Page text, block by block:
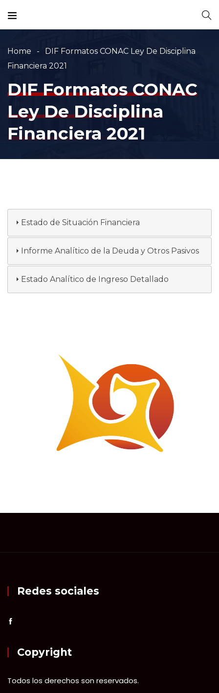
Home
DIF Formatos CONAC Ley De Disciplina
Financiera 2021
DIF Formatos CONAC
Ley De Disciplina
Financiera 2021
Estado de Situación Financiera
Informe Analítico de la Deuda y Otros Pasivos
Estado Analítico de Ingreso Detallado
Redes sociales
Copyright
Todos los derechos son reservados.